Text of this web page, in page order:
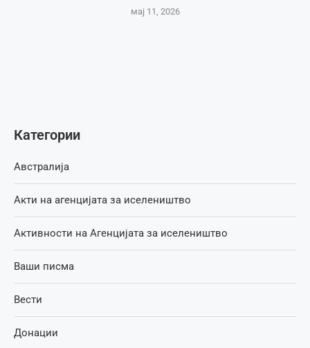
мај 11, 2026
Категории
Австралија
Акти на агенцијата за иселеништво
Активности на Агенцијата за иселеништво
Ваши писма
Вести
Донации